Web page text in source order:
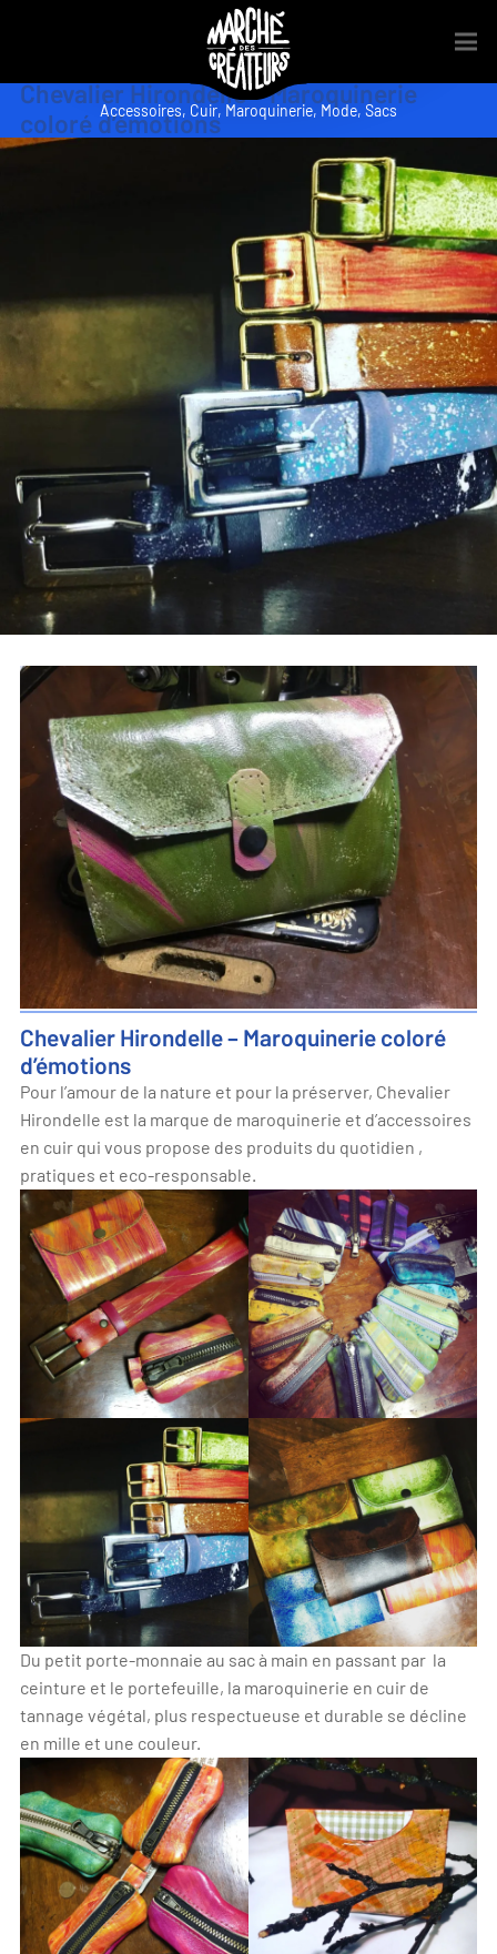
Chevalier Hirondelle – Maroquinerie
coloré d’émotions
Accessoires, Cuir, Maroquinerie, Mode, Sacs
Chevalier Hirondelle – Maroquinerie coloré
d’émotions
Pour l’amour de la nature et pour la préserver, Chevalier
Hirondelle est la marque de maroquinerie et d’accessoires
en cuir qui vous propose des produits du quotidien ,
pratiques et eco-responsable.
Du petit porte-monnaie au sac à main en passant par la
ceinture et le portefeuille, la maroquinerie en cuir de
tannage végétal, plus respectueuse et durable se décline
en mille et une couleur.